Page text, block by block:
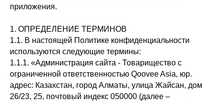
приложения.
1. ОПРЕДЕЛЕНИЕ ТЕРМИНОВ
1.1. В настоящей Политике конфиденциальности
используются следующие термины:
1.1.1. «Администрация сайта - Товарищество с
ограниченной ответственностью Qoovee Asia, юр.
адрес: Казахстан, город Алматы, улица Жайсан, дом
26/23, 25, почтовый индекс 050000 (далее –